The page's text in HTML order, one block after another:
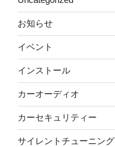
お知らせ
イベント
インストール
カーオーディオ
カーセキュリティー
サイレントチューニング